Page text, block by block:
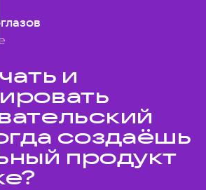
и
создаёшь
продукт